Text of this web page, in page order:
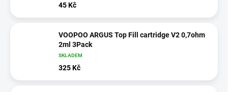
45 Kč
VOOPOO ARGUS Top Fill cartridge V2 0,7ohm
2ml 3Pack
SKLADEM
325 Kč